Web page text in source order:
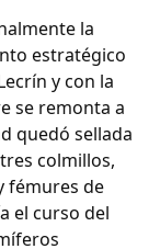
la
estratégico
y con la
se remonta a
quedó sellada
colmillos,
fémures de
el curso del